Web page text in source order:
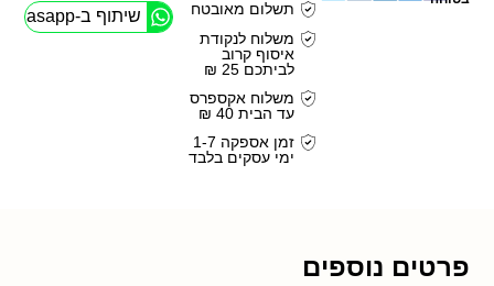
תשלום מאובטח
משלוח לנקודת
איסוף קרוב
לביתכם 25 ₪
משלוח אקספרס
עד הבית 40 ₪
זמן אספקה 1-7
ימי עסקים בלבד
שיתוף ב-Whasapp
פרטים נוספים